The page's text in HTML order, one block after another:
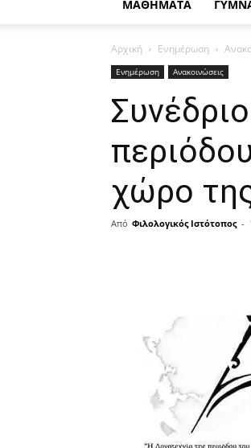
ΜΑΘΗΜΑΤΑ
Αρχική Ενημέρωση
Ενημέρωση Ανακοινώσεις
χώρο
Από Φιλολογικός Ιστότοπος -